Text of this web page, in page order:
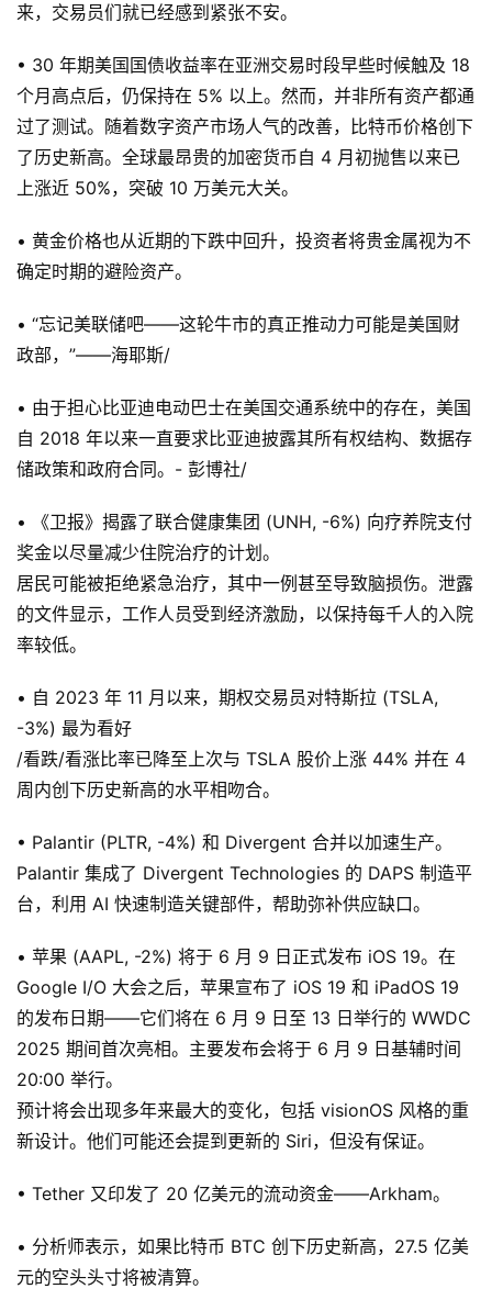
来，交易员们就已经感到紧张不安。
• 30 年期美国国债收益率在亚洲交易时段早些时候触及 18
个月高点后，仍保持在 5% 以上。然而，并非所有资产都通
过了测试。随着数字资产市场人气的改善，比特币价格创下
了历史新高。全球最昂贵的加密货币自 4 月初抛售以来已
上涨近 50%，突破 10 万美元大关。
• 黄金价格也从近期的下跌中回升，投资者将贵金属视为不
确定时期的避险资产。
• “忘记美联储吧——这轮牛市的真正推动力可能是美国财
政部，”——海耶斯/
• 由于担心比亚迪电动巴士在美国交通系统中的存在，美国
自 2018 年以来一直要求比亚迪披露其所有权结构、数据存
储政策和政府合同。- 彭博社/
• 《卫报》揭露了联合健康集团 (UNH, -6%) 向疗养院支付
奖金以尽量减少住院治疗的计划。
居民可能被拒绝紧急治疗，其中一例甚至导致脑损伤。泄露
的文件显示，工作人员受到经济激励，以保持每千人的入院
率较低。
• 自 2023 年 11 月以来，期权交易员对特斯拉 (TSLA,
-3%) 最为看好
/看跌/看涨比率已降至上次与 TSLA 股价上涨 44% 并在 4
周内创下历史新高的水平相吻合。
• Palantir (PLTR, -4%) 和 Divergent 合并以加速生产。
Palantir 集成了 Divergent Technologies 的 DAPS 制造平
台，利用 AI 快速制造关键部件，帮助弥补供应缺口。
• 苹果 (AAPL, -2%) 将于 6 月 9 日正式发布 iOS 19。在
Google I/O 大会之后，苹果宣布了 iOS 19 和 iPadOS 19
的发布日期——它们将在 6 月 9 日至 13 日举行的 WWDC
2025 期间首次亮相。主要发布会将于 6 月 9 日基辅时间
20:00 举行。
预计将会出现多年来最大的变化，包括 visionOS 风格的重
新设计。他们可能还会提到更新的 Siri，但没有保证。
• Tether 又印发了 20 亿美元的流动资金——Arkham。
• 分析师表示，如果比特币 BTC 创下历史新高，27.5 亿美
元的空头头寸将被清算。